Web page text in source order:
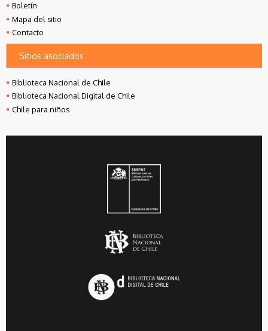
Boletín
Mapa del sitio
Contacto
Sitios asociados
Biblioteca Nacional de Chile
Biblioteca Nacional Digital de Chile
Chile para niños